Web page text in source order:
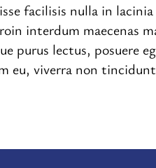
facilisis nulla in
interdum maecenas
purus lectus, posuere
eu, viverra non